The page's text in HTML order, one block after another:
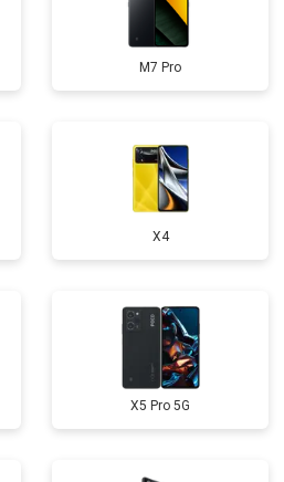
M7 Pro
X4
X5 Pro 5G